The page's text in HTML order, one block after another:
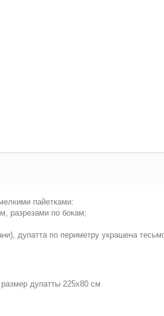
пайетками:
разрезами по бокам;
дупатта по периметру украшена
дупатты 225х80 см